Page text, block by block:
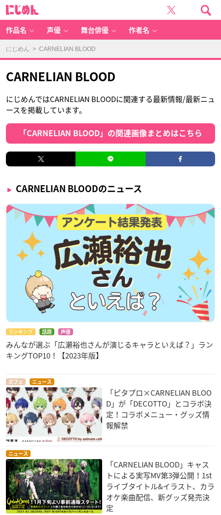
作品名 声優 舞台俳優 作者名
にじめん > CARNELIAN BLOOD
CARNELIAN BLOOD
にじめんではCARNELIAN BLOODに関連する最新情報/最新ニュ
ースを掲載しています。
「CARNELIAN BLOOD」の関連画像まとめはこちら
CARNELIAN BLOODのニュース
ランキング 話題 声優
みんなが選ぶ「広瀬裕也さんが演じるキャラといえば？」ラン
キングTOP10！【2023年版】
カフェ ニュース
「ピタプロ×CARNELIAN BLOO
D」が「DECOTTO」とコラボ決
定！コラボメニュー・グッズ情
報解禁
ニュース
「CARNELIAN BLOOD」キャス
トによる実写MV第3弾公開！1st
ライブタイトル&イラスト、カラ
オケ楽曲配信、新グッズ発売決
定